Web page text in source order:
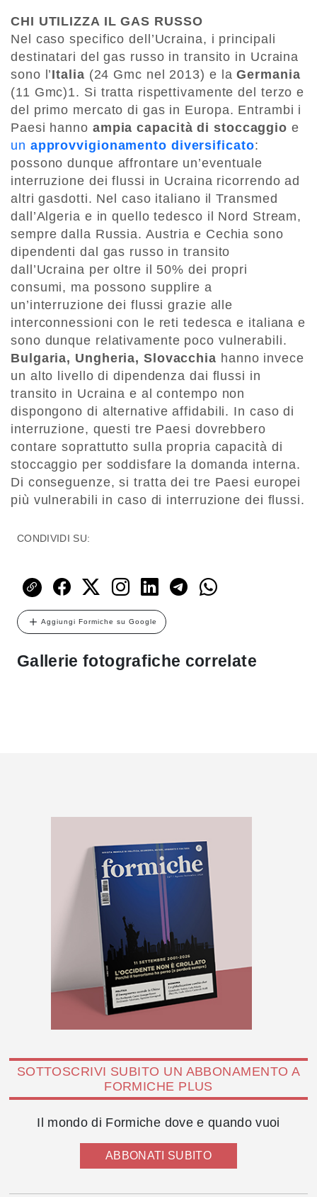
CHI UTILIZZA IL GAS RUSSO
Nel caso specifico dell’Ucraina, i principali
destinatari del gas russo in transito in Ucraina
sono l’Italia (24 Gmc nel 2013) e laGermania
(11 Gmc)1. Si tratta rispettivamente del terzo e
del primo mercato di gas in Europa. Entrambi i
Paesi hanno ampia capacità di stoccaggio e
un approvvigionamento diversificato:
possono dunque affrontare un’eventuale
interruzione dei flussi in Ucraina ricorrendo ad
altri gasdotti. Nel caso italiano il Transmed
dall’Algeria e in quello tedesco il Nord Stream,
sempre dalla Russia. Austria e Cechia sono
dipendenti dal gas russo in transito
dall’Ucraina per oltre il 50% dei propri
consumi, ma possono supplire a
un’interruzione dei flussi grazie alle
interconnessioni con le reti tedesca e italiana e
sono dunque relativamente poco vulnerabili.
Bulgaria, Ungheria, Slovacchia hanno invece
un alto livello di dipendenza dai flussi in
transito in Ucraina e al contempo non
dispongono di alternative affidabili. In caso di
interruzione, questi tre Paesi dovrebbero
contare soprattutto sulla propria capacità di
stoccaggio per soddisfare la domanda interna.
Di conseguenze, si tratta dei tre Paesi europei
più vulnerabili in caso di interruzione dei flussi.
CONDIVIDI SU:
Aggiungi Formiche su Google
Gallerie fotografiche correlate
SOTTOSCRIVI SUBITO UN ABBONAMENTO A
FORMICHE PLUS
Il mondo di Formiche dove e quando vuoi
ABBONATI SUBITO